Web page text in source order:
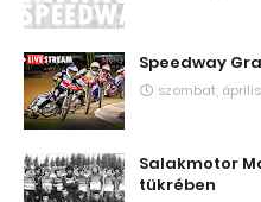
Speedway
szombat, április
Salakmotor
tükrében